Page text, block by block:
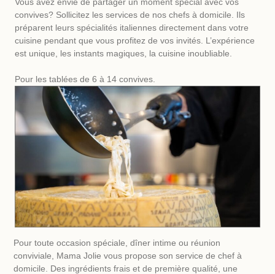
(anniversaire, mariage, baptême, fête entre amis…)
Vin rouge maison, vin blanc maison (sur demande)
Vin chaud (en hiver, sur demande)
convives? Sollicitez les services de nos chefs à domicile. Ils
préparent leurs spécialités italiennes directement dans votre
cuisine pendant que vous profitez de vos invités. L’expérience
est unique, les instants magiques, la cuisine inoubliable.
Pour les tablées de 6 à 14 convives.
Pour toute occasion spéciale, dîner intime ou réunion
conviviale, Mama Jolie vous propose son service de chef à
domicile. Des ingrédients frais et de première qualité, une